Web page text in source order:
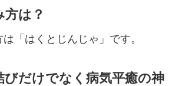
方は？
「はくとじんじゃ」です。
だけでなく 病気平癒の神